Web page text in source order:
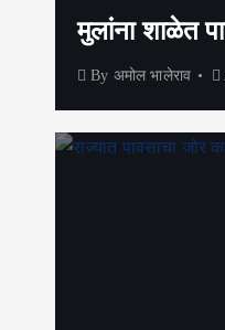
मुलांना शाळेत
By अमोल भालेराव